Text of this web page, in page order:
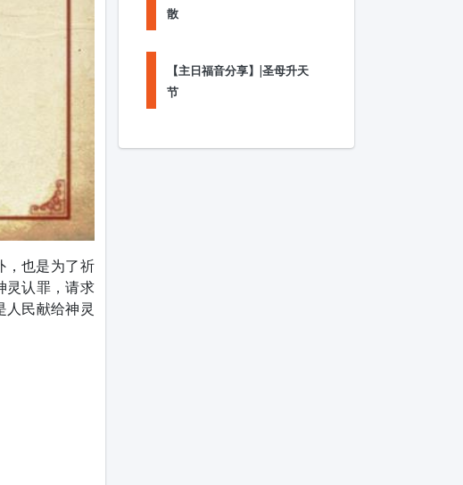
，也是为了祈
灵认罪，请求
民献给神灵
散
【主日福音分享】|圣母升天
节